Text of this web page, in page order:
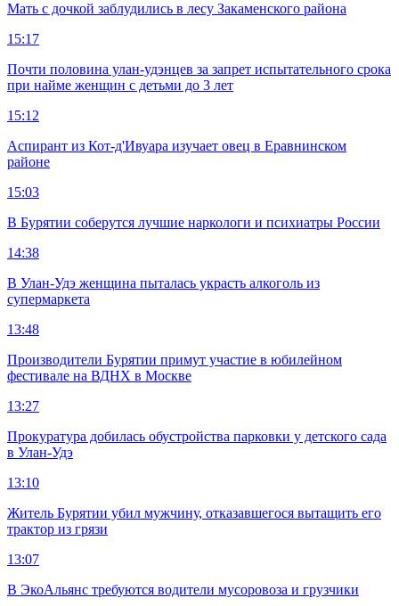
Мать с дочкой заблудились в лесу Закаменского района
15:17
Почти половина улан-удэнцев за запрет испытательного срока
при найме женщин с детьми до 3 лет
15:12
Аспирант из Кот-д'Ивуара изучает овец в Еравнинском
районе
15:03
В Бурятии соберутся лучшие наркологи и психиатры России
14:38
В Улан-Удэ женщина пыталась украсть алкоголь из
супермаркета
13:48
Производители Бурятии примут участие в юбилейном
фестивале на ВДНХ в Москве
13:27
Прокуратура добилась обустройства парковки у детского сада
в Улан-Удэ
13:10
Житель Бурятии убил мужчину, отказавшегося вытащить его
трактор из грязи
13:07
В ЭкоАльянс требуются водители мусоровоза и грузчики